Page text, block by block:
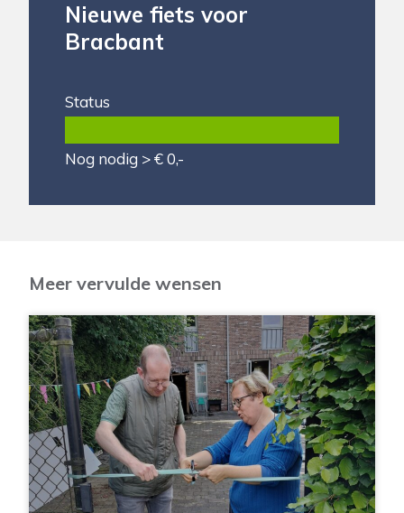
Nieuwe fiets voor
Bracbant
Status
Nog nodig > € 0,-
Meer vervulde wensen